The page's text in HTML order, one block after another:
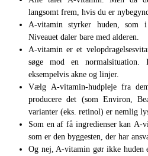
langsomt frem, hvis du er
A-vitamin styrker huden, som
Niveauet daler bare med alderen.
A-vitamin er et
søge mod en
eksempelvis akne og linjer.
Vælg A-vitamin-hudpleje fra
producere det (som Environ,
varianter (eks. retinol) er nemlig
Som en af få ingredienser kan A-
som er den byggesten, der har
Og nej, A-vitamin gør ikke